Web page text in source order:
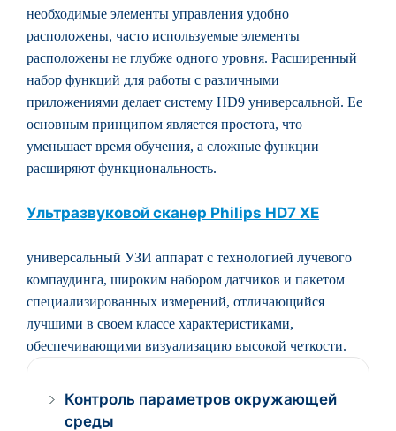
необходимые элементы управления удобно
расположены, часто используемые элементы
расположены не глубже одного уровня. Расширенный
набор функций для работы с различными
приложениями делает систему HD9 универсальной. Ее
основным принципом является простота, что
уменьшает время обучения, а сложные функции
расширяют функциональность.
Ультразвуковой сканер Philips HD7 XE
универсальный УЗИ аппарат с технологией лучевого
компаудинга, широким набором датчиков и пакетом
специализированных измерений, отличающийся
лучшими в своем классе характеристиками,
обеспечивающими визуализацию высокой четкости.
Контроль параметров окружающей
среды